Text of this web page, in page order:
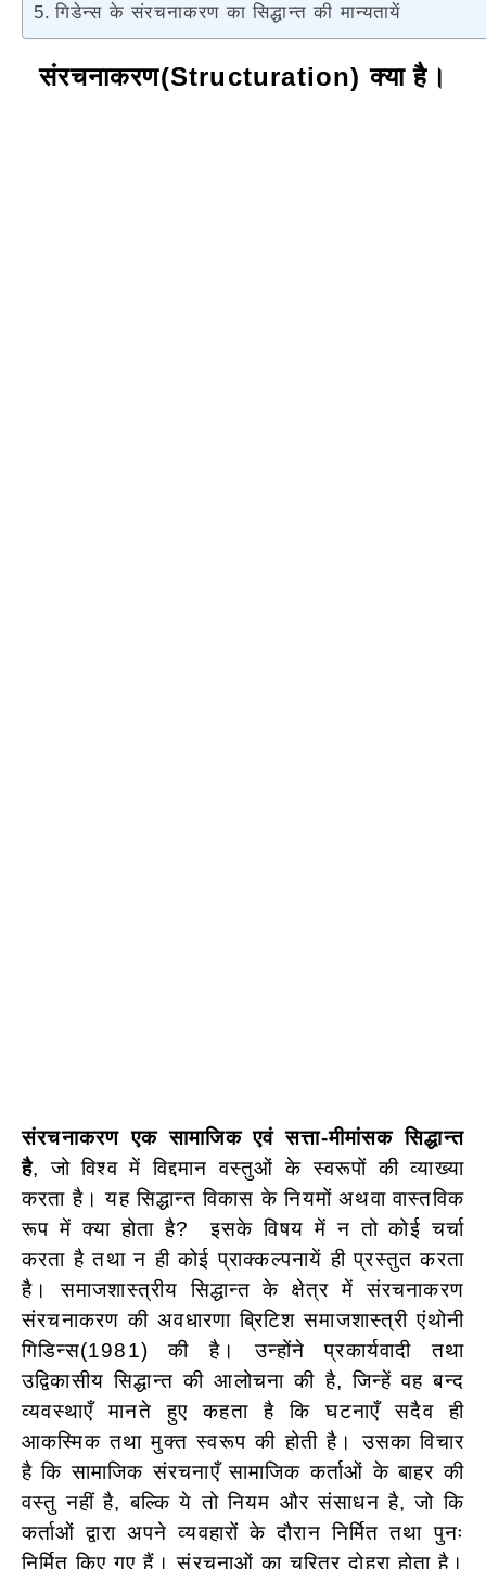
गिडेन्स के संरचनाकरण का सिद्धान्त की मान्यतायें
संरचनाकरण(Structuration) क्या है।
संरचनाकरण एक सामाजिक एवं सत्ता-मीमांसक सिद्धान्त
है, जो विश्व में विद्दमान वस्तुओं के स्वरूपों की व्याख्या
करता है। यह सिद्धान्त विकास के नियमों अथवा वास्तविक
रूप में क्या होता है? इसके विषय में न तो कोई चर्चा
करता है तथा न ही कोई प्राक्कल्पनायें ही प्रस्तुत करता
है। समाजशास्त्रीय सिद्धान्त के क्षेत्र में संरचनाकरण
संरचनाकरण की अवधारणा ब्रिटिश समाजशास्त्री एंथोनी
गिडिन्स(1981) की है। उन्होंने प्रकार्यवादी तथा
उद्विकासीय सिद्धान्त की आलोचना की है, जिन्हें वह बन्द
व्यवस्थाएँ मानते हुए कहता है कि घटनाएँ सदैव ही
आकस्मिक तथा मुक्त स्वरूप की होती है। उसका विचार
है कि सामाजिक संरचनाएँ सामाजिक कर्ताओं के बाहर की
वस्तु नहीं है, बल्कि ये तो नियम और संसाधन है, जो कि
कर्ताओं द्वारा अपने व्यवहारों के दौरान निर्मित तथा पुनः
निर्मित किए गए हैं। संरचनाओं का चरित्र दोहरा होता है।